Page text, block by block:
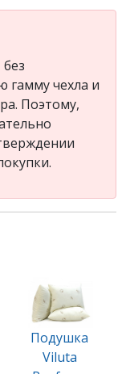
гамму чехла и
Поэтому,
Подушка
Viluta